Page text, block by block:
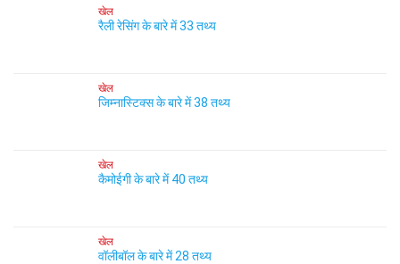
खेल
रैली रेसिंग के बारे में 33 तथ्य
खेल
जिम्नास्टिक्स के बारे में 38 तथ्य
खेल
कैमोईगी के बारे में 40 तथ्य
खेल
वॉलीबॉल के बारे में 28 तथ्य